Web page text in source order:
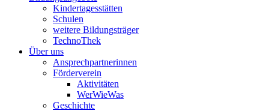
Kindertagesstätten
Schulen
weitere Bildungsträger
TechnoThek
Über uns
Ansprechpartnerinnen
Förderverein
Aktivitäten
WerWieWas
Geschichte